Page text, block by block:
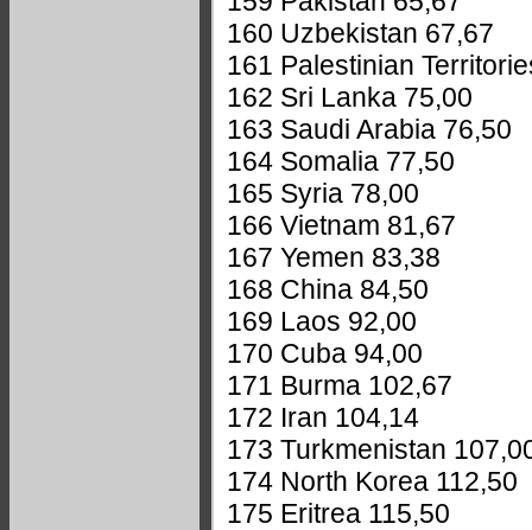
160 Uzbekistan 67,67
161 Palestinian
162 Sri Lanka 75,00
163 Saudi Arabia 76,50
164 Somalia 77,50
165 Syria 78,00
166 Vietnam 81,67
167 Yemen 83,38
168 China 84,50
169 Laos 92,00
170 Cuba 94,00
171 Burma 102,67
172 Iran 104,14
173 Turkmenistan
174 North Korea 112,50
175 Eritrea 115,50